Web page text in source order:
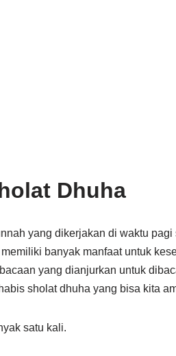
Dhuha
yang dikerjakan di waktu
banyak manfaat untuk
yang dianjurkan untuk
sholat dhuha yang bisa kita
satu kali.